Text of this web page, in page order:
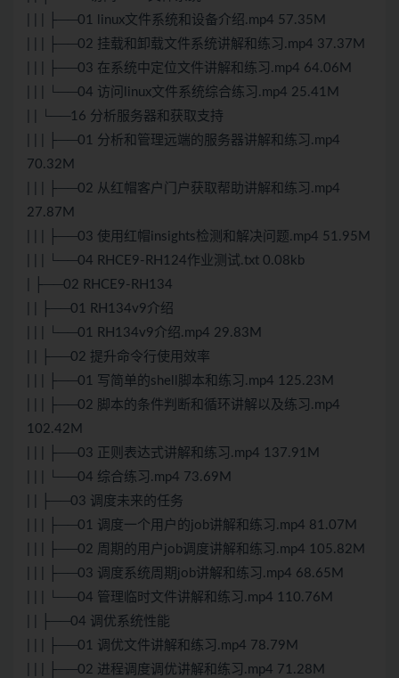
| | | ├──01 linux文件系统和设备介绍.mp4 57.35M
| | | ├──02 挂载和卸载文件系统讲解和练习.mp4 37.37M
| | | ├──03 在系统中定位文件讲解和练习.mp4 64.06M
| | | └──04 访问linux文件系统综合练习.mp4 25.41M
| | └──16 分析服务器和获取支持
| | | ├──01 分析和管理远端的服务器讲解和练习.mp4
70.32M
| | | ├──02 从红帽客户门户获取帮助讲解和练习.mp4
27.87M
| | | ├──03 使用红帽insights检测和解决问题.mp4 51.95M
| | | └──04 RHCE9-RH124作业测试.txt 0.08kb
| ├──02 RHCE9-RH134
| | ├──01 RH134v9介绍
| | | └──01 RH134v9介绍.mp4 29.83M
| | ├──02 提升命令行使用效率
| | | ├──01 写简单的shell脚本和练习.mp4 125.23M
| | | ├──02 脚本的条件判断和循环讲解以及练习.mp4
102.42M
| | | ├──03 正则表达式讲解和练习.mp4 137.91M
| | | └──04 综合练习.mp4 73.69M
| | ├──03 调度未来的任务
| | | ├──01 调度一个用户的job讲解和练习.mp4 81.07M
| | | ├──02 周期的用户job调度讲解和练习.mp4 105.82M
| | | ├──03 调度系统周期job讲解和练习.mp4 68.65M
| | | └──04 管理临时文件讲解和练习.mp4 110.76M
| | ├──04 调优系统性能
| | | ├──01 调优文件讲解和练习.mp4 78.79M
| | | ├──02 进程调度调优讲解和练习.mp4 71.28M